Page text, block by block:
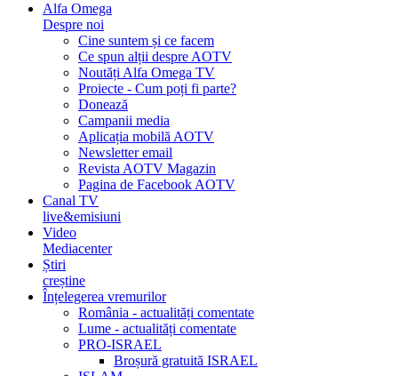
Alfa Omega
Despre noi
Cine suntem și ce facem
Ce spun alții despre AOTV
Noutăți Alfa Omega TV
Proiecte - Cum poți fi parte?
Donează
Campanii media
Aplicația mobilă AOTV
Newsletter email
Revista AOTV Magazin
Pagina de Facebook AOTV
Canal TV
live&emisiuni
Video
Mediacenter
Știri
creștine
Înțelegerea vremurilor
România - actualități comentate
Lume - actualități comentate
PRO-ISRAEL
Broșură gratuită ISRAEL